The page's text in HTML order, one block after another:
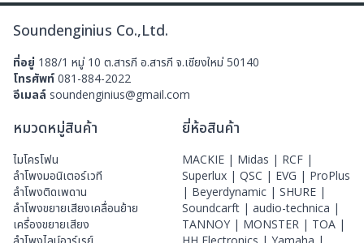
Soundenginius Co.,Ltd.
ที่อยู่ 188/1 หมู่ 10 ต.สารภี อ.สารภี จ.เชียงใหม่ 50140
โทรศัพท์ 081-884-2022
อีเมลล์ soundenginius@gmail.com
หมวดหมู่สินค้า
ไมโครโฟน
ลําโพงมอนิเตอร์เวที
ลำโพงติดเพดาน
ลำโพงขยายเสียงเคลื่อนย้าย
เครื่องขยายเสียง
ยี่ห้อสินค้า
MACKIE | Midas | RCF |
Superlux | QSC | EVG | ProPlus
| Beyerdynamic | SHURE |
Soundcarft | audio-technica |
TANNOY | MONSTER | TOA |